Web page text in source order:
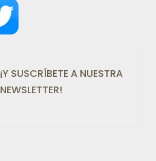
¡Y SUSCRÍBETE A NUESTRA
NEWSLETTER!